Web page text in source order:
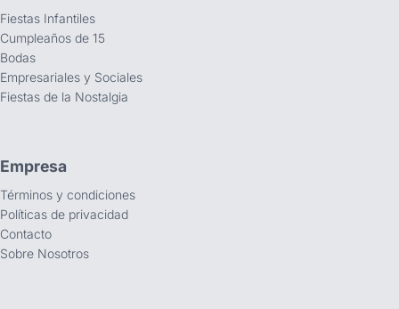
Fiestas Infantiles
Cumpleaños de 15
Bodas
Empresariales y Sociales
Fiestas de la Nostalgia
Empresa
Términos y condiciones
Políticas de privacidad
Contacto
Sobre Nosotros